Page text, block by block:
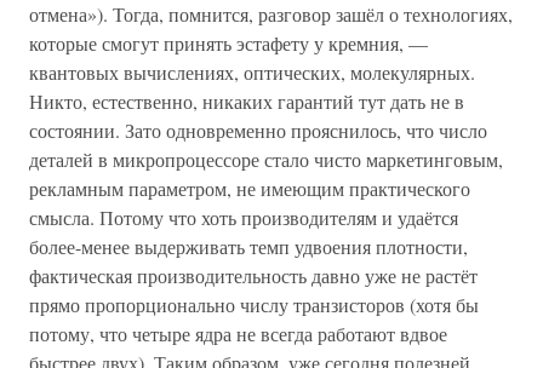
отмена»). Тогда, помнится, разговор зашёл о технологиях,
которые смогут принять эстафету у кремния, —
квантовых вычислениях, оптических, молекулярных.
Никто, естественно, никаких гарантий тут дать не в
состоянии. Зато одновременно прояснилось, что число
деталей в микропроцессоре стало чисто маркетинговым,
рекламным параметром, не имеющим практического
смысла. Потому что хоть производителям и удаётся
более-менее выдерживать темп удвоения плотности,
фактическая производительность давно уже не растёт
прямо пропорционально числу транзисторов (хотя бы
потому, что четыре ядра не всегда работают вдвое
быстрее двух). Таким образом, уже сегодня полезней